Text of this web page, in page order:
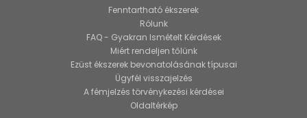
Fenntartható ékszerek
Rólunk
FAQ - Gyakran Ismételt Kérdések
Miért rendeljen tőlünk
Ezüst ékszerek bevonatolásának típusai
Ügyfél visszajelzés
A fémjelzés törvénykezési kérdései
Oldaltérkép